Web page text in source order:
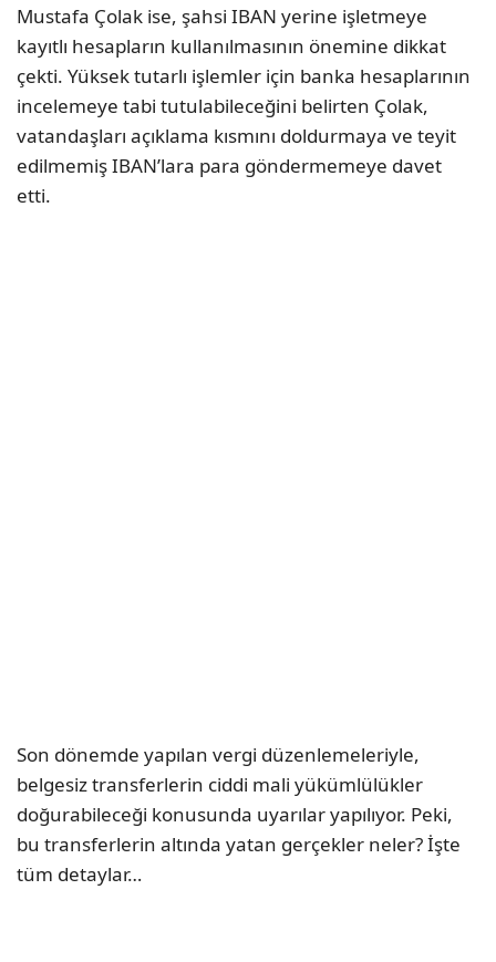
Mustafa Çolak ise, şahsi IBAN yerine işletmeye
kayıtlı hesapların kullanılmasının önemine dikkat
çekti. Yüksek tutarlı işlemler için banka hesaplarının
incelemeye tabi tutulabileceğini belirten Çolak,
vatandaşları açıklama kısmını doldurmaya ve teyit
edilmemiş IBAN’lara para göndermemeye davet
etti.
Son dönemde yapılan vergi düzenlemeleriyle,
belgesiz transferlerin ciddi mali yükümlülükler
doğurabileceği konusunda uyarılar yapılıyor. Peki,
bu transferlerin altında yatan gerçekler neler? İşte
tüm detaylar…